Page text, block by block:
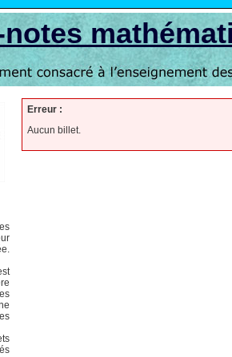
Erreur :
Aucun billet.